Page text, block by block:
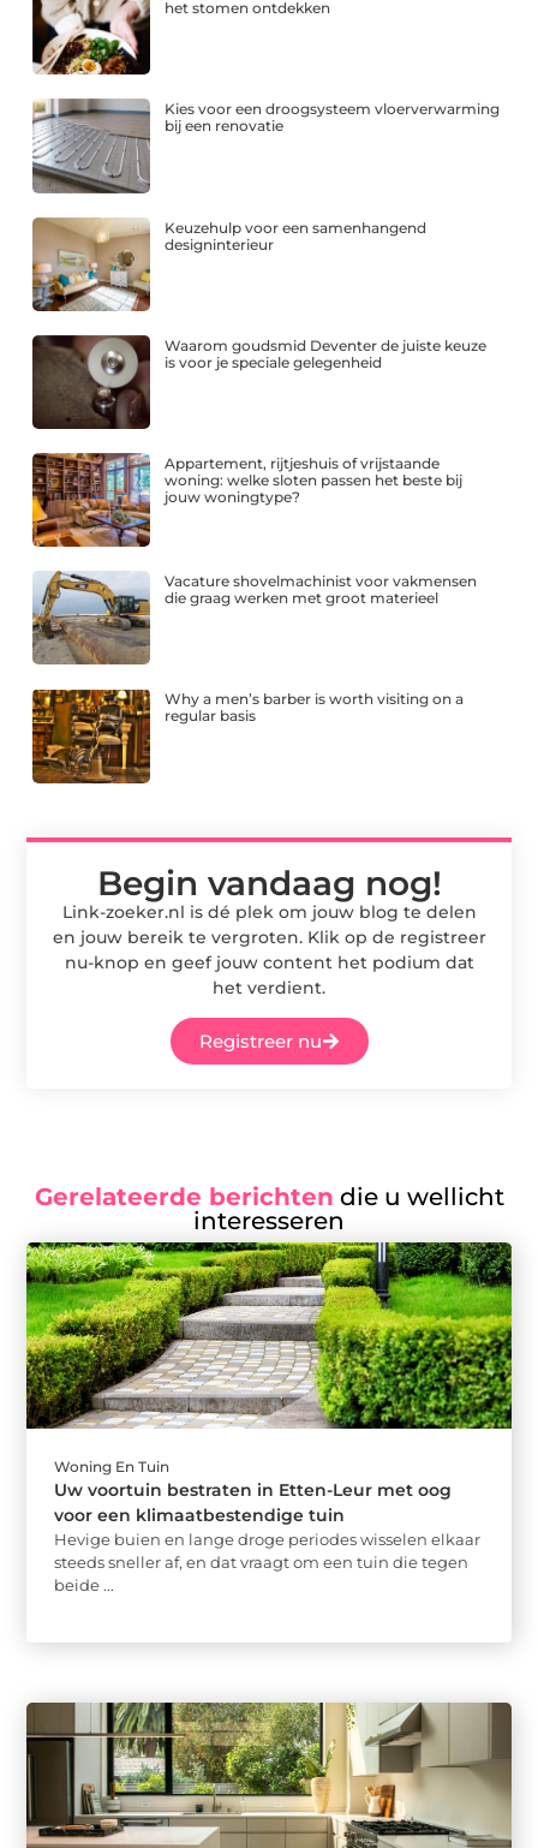
het stomen ontdekken
Kies voor een droogsysteem vloerverwarming
bij een renovatie
Keuzehulp voor een samenhangend
designinterieur
Waarom goudsmid Deventer de juiste keuze
is voor je speciale gelegenheid
Appartement, rijtjeshuis of vrijstaande
woning: welke sloten passen het beste bij
jouw woningtype?
Vacature shovelmachinist voor vakmensen
die graag werken met groot materieel
Why a men’s barber is worth visiting on a
regular basis
Begin vandaag nog!
Link-zoeker.nl is dé plek om jouw blog te delen
en jouw bereik te vergroten. Klik op de registreer
nu-knop en geef jouw content het podium dat
het verdient.
Registreer nu
Gerelateerde berichten die u wellicht
interesseren
Woning En Tuin
Uw voortuin bestraten in Etten-Leur met oog
voor een klimaatbestendige tuin
Hevige buien en lange droge periodes wisselen elkaar
steeds sneller af, en dat vraagt om een tuin die tegen
beide ...